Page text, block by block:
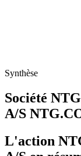
Synthèse
Société
A/S
L'action